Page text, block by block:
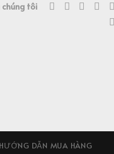
tôi
HƯỚNG DẪN MUA HÀNG